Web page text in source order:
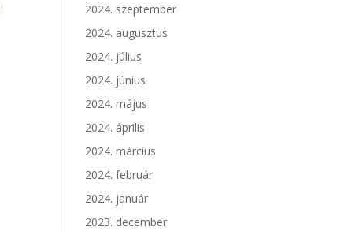
2024. szeptember
2024. augusztus
2024. július
2024. június
2024. május
2024. április
2024. március
2024. február
2024. január
2023. december